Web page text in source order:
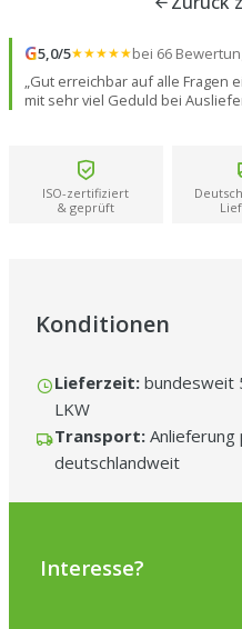
G5,0/5★★★★★bei 66
„Gut erreichbar auf alle Fragen
mit sehr viel Geduld bei
ISO-zertifiziert
& geprüft
Konditionen
Lieferzeit: bundesweit
LKW
Transport: Anlieferung
deutschlandweit
Interesse?